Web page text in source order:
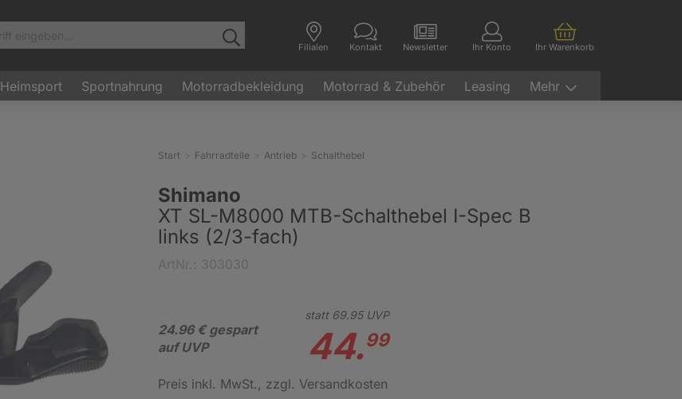
Filialen Kontakt Newsletter Ihr Konto Ihr Warenkorb
Heimsport Sportnahrung Motorradbekleidung Motorrad & Zubehör Leasing Mehr
Start Fahrradteile Antrieb Schalthebel
Shimano
XT SL-M8000 MTB-Schalthebel I-Spec B
links (2/3-fach)
24.96 € gespart
auf UVP
statt 69.95UVP
44.99
Preis inkl. MwSt., zzgl. Versandkosten